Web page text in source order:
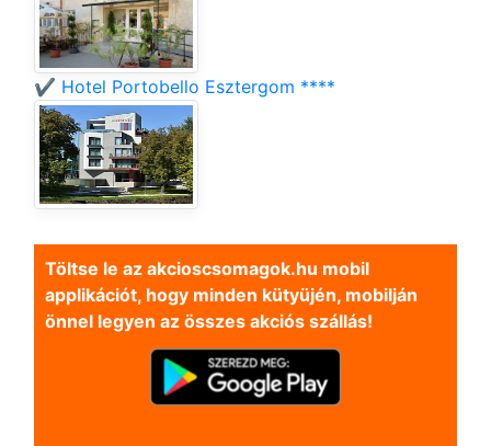
✔️ Hotel Portobello Esztergom ****
Töltse le az akcioscsomagok.hu mobil
applikációt, hogy minden kütyüjén, mobilján
önnel legyen az összes akciós szállás!